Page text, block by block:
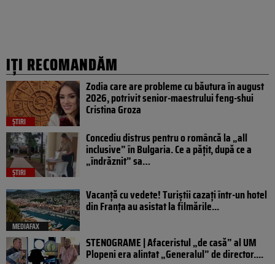
IȚI RECOMANDĂM
ȘTIRI
Zodia care are probleme cu băutura în august
2026, potrivit senior-maestrului feng-shui
Cristina Groza
ȘTIRI
Concediu distrus pentru o româncă la „all
inclusive” în Bulgaria. Ce a pățit, după ce a
„îndrăznit” sa…
MEDIAFAX
Vacanță cu vedete! Turiștii cazați într-un hotel
din Franța au asistat la filmările...
STENOGRAME | Afaceristul „de casă” al UM
Plopeni era alintat „Generalul” de director....